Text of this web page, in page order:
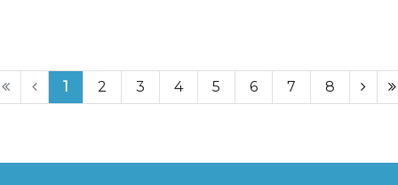
1 2 3 4 5 6 7 8